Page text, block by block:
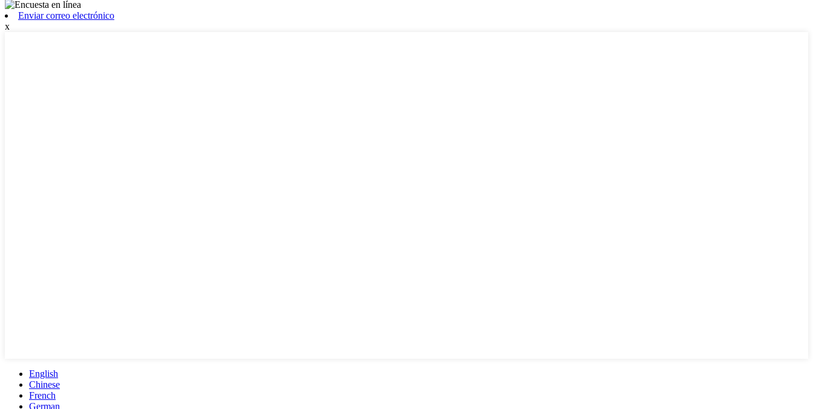
Enviar correo electrónico
x
English
Chinese
French
German